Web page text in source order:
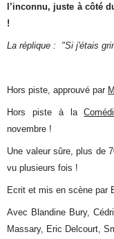
l’inconnu, juste à côté
!
La réplique : "Si j'étais
Hors piste, approuvé par
Hors piste à la
novembre !
Une valeur sûre, plus de
vu plusieurs fois !
Ecrit et mis en scène par
Avec Blandine Bury,
Massary, Eric Delcourt,